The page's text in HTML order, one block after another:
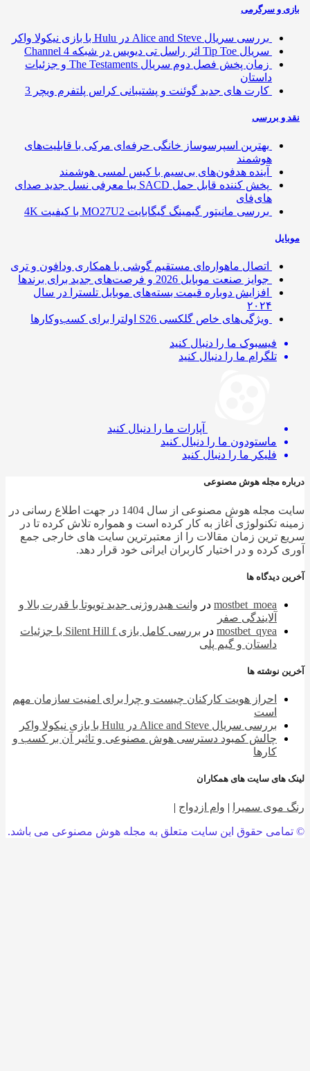
و سرگرمی
بررسی سریال Alice and Steve در Hulu با بازی نیکولا واکر
سریال Tip Toe اثر راسل تی دیویس در شبکه Channel 4
زمان پخش فصل دوم سریال The Testaments و جزئیات
داستان
کارت های جدید گوئنت و پشتیبانی کراس پلتفرم ویچر 3
و بررسی
بهترین اسپرسوساز خانگی حرفه‌ای مرکی با قابلیت‌های
هوشمند
آینده هدفون‌های بی‌سیم با کیس لمسی هوشمند
پخش کننده قابل حمل SACD یبا معرفی نسل جدید صدای
های‌فای
بررسی مانیتور گیمینگ گیگابایت MO27U2 با کیفیت 4K
اتصال ماهواره‌ای مستقیم گوشی‌ با همکاری ودافون و تری
جوایز صنعت موبایل 2026 و فرصت‌های جدید برای برندها
افزایش دوباره قیمت بسته‌های موبایل تلسترا در سال
۲۰۲۴
ویژگی‌های خاص گلکسی S26 اولترا برای کسب‌وکارها
فیسبوک ما را دنبال کنید
تلگرام ما را دنبال کنید
آپارات ما را دنبال کنید
ماستودون ما را دنبال کنید
فلیکر ما را دنبال کنید
مجله هوش مصنوعی
سایت مجله هوش مصنوعی از سال 1404 در جهت اطلاع رسانی در
تکنولوژی آغاز به کار کرده است و همواره تلاش کرده تا در
ترین زمان مقالات را از معتبرترین سایت های خارجی جمع
کرده و در اختیار کاربران ایرانی خود قرار دهد.
دیدگاه ها
mostbet_moeaدروانت هیدروژنی جدید تویوتا با قدرت بالا و
آلایندگی صفر
mostbet_qyeaدر
بررسی کامل بازی Silent Hill f با جزئیات
داستان و گیم پلی
نوشته ها
احراز هویت کارکنان چیست و چرا برای امنیت سازمان مهم
بررسی سریال Alice and Steve در Hulu با بازی نیکولا واکر
چالش کمبود دسترسی هوش مصنوعی و تاثیر آن بر کسب و
کارها
های سایت های همکاران
موی سمیرا|وام ازدواج |
حقوق این سایت متعلق به مجله هوش مصنوعی می باشد.